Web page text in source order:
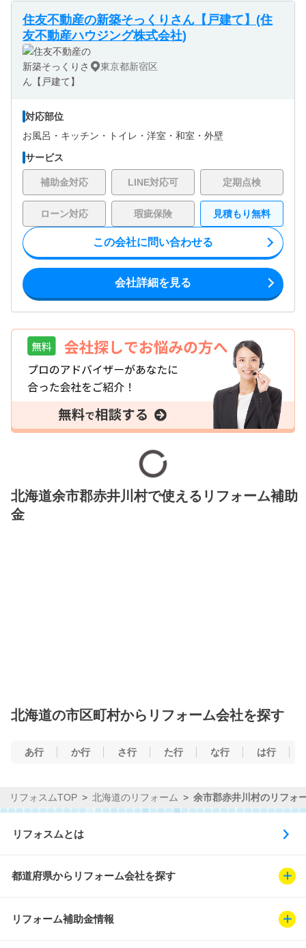
住友不動産の新築そっくりさん【戸建て】(住
友不動産ハウジング株式会社)
東京都新宿区
対応部位
お風呂・ キッチン・ トイレ・ 洋室・ 和室・ 外壁
サービス
補助金対応 LINE対応可 定期点検
ローン対応 瑕疵保険 見積もり無料
この会社に問い合わせる
会社詳細を見る
北海道余市郡赤井川村で使えるリフォーム補助
金
北海道の市区町村からリフォーム会社を探す
あ行 か行 さ行 た行 な行 は行
リフォスムTOP 北海道のリフォーム 余市郡赤井川村のリフォ
リフォスムとは
都道府県からリフォーム会社を探す
リフォーム補助金情報